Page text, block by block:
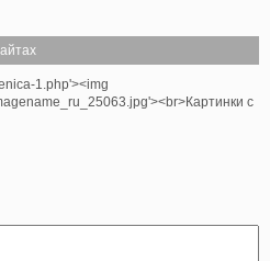
1.php'><img
с